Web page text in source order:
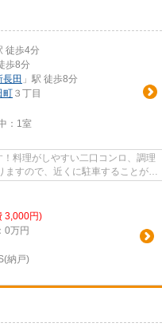
徒歩4分
歩8分
長田 」駅 徒歩8分
町 ３丁目
： 1室
料理がしやすい二口コンロ、調理
ますので、近くに駐車することがで
3,000円)
0万円
納戸)